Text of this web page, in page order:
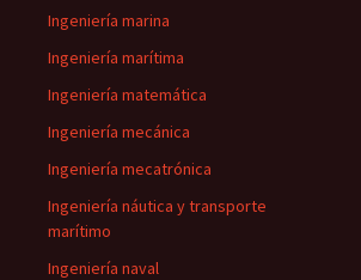
Ingeniería marina
Ingeniería marítima
Ingeniería matemática
Ingeniería mecánica
Ingeniería mecatrónica
Ingeniería náutica y transporte
marítimo
Ingeniería naval